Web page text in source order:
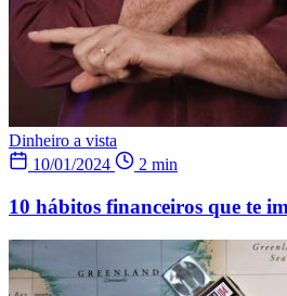
Dinheiro a vista
10/01/2024
2 min
10 hábitos financeiros que te